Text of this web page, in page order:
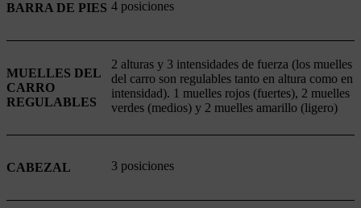
BARRA DE PIES 4 posiciones
MUELLES DEL
CARRO
REGULABLES
2 alturas y 3 intensidades de fuerza (los muelles
del carro son regulables tanto en altura como en
intensidad). 1 muelles rojos (fuertes), 2 muelles
verdes (medios) y 2 muelles amarillo (ligero)
CABEZAL 3 posiciones